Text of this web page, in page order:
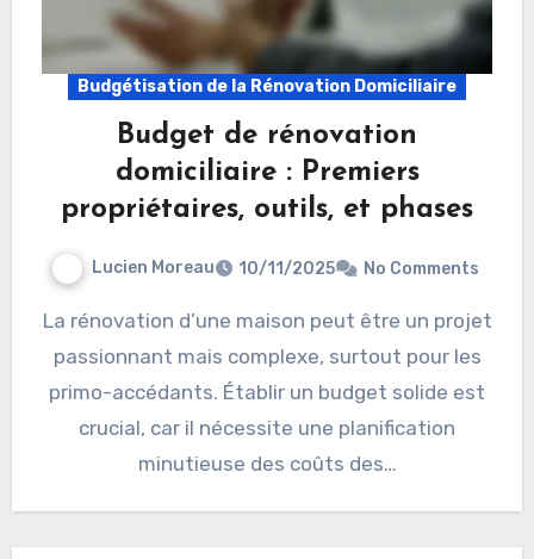
Budgétisation de la Rénovation Domiciliaire
Budget de rénovation
domiciliaire : Premiers
propriétaires, outils, et phases
Lucien Moreau 10/11/2025 No Comments
La rénovation d’une maison peut être un projet
passionnant mais complexe, surtout pour les
primo-accédants. Établir un budget solide est
crucial, car il nécessite une planification
minutieuse des coûts des…